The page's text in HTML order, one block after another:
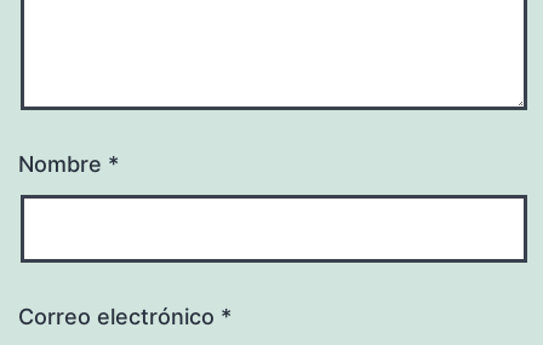
Nombre *
Correo electrónico *